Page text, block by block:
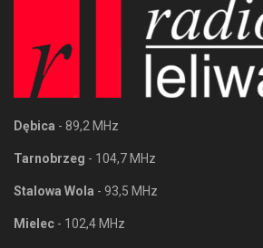
Dębica - 89,2 MHz
Tarnobrzeg - 104,7 MHz
Stalowa Wola - 93,5 MHz
Mielec - 102,4 MHz